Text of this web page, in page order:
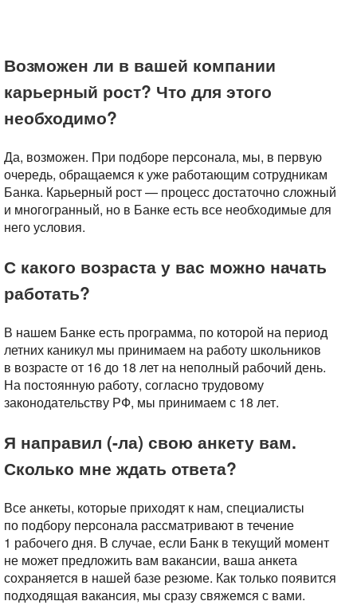
Возможен ли в вашей компании
карьерный рост? Что для этого
необходимо?
Да, возможен. При подборе персонала, мы, в первую
очередь, обращаемся к уже работающим сотрудникам
Банка. Карьерный рост — процесс достаточно сложный
и многогранный, но в Банке есть все необходимые для
него условия.
С какого возраста у вас можно начать
работать?
В нашем Банке есть программа, по которой на период
летних каникул мы принимаем на работу школьников
в возрасте от 16 до 18 лет на неполный рабочий день.
На постоянную работу, согласно трудовому
законодательству РФ, мы принимаем с 18 лет.
Я направил (-ла) свою анкету вам.
Сколько мне ждать ответа?
Все анкеты, которые приходят к нам, специалисты
по подбору персонала рассматривают в течение
1 рабочего дня. В случае, если Банк в текущий момент
не может предложить вам вакансии, ваша анкета
сохраняется в нашей базе резюме. Как только появится
подходящая вакансия, мы сразу свяжемся с вами.